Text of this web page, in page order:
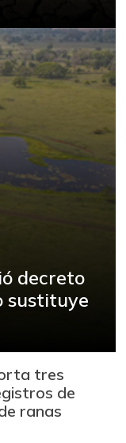
decreto
sustituye
tres
de
ranas